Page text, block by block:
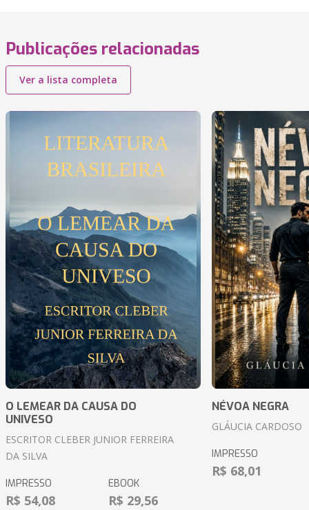
Publicações relacionadas
Ver a lista completa
O LEMEAR DA CAUSA DO
UNIVESO
ESCRITOR CLEBER JUNIOR FERREIRA
DA SILVA
IMPRESSO
R$ 54,08
EBOOK
R$ 29,56
NÉVOA NEGRA
GLÁUCIA CARDOSO
IMPRESSO
R$ 68,01